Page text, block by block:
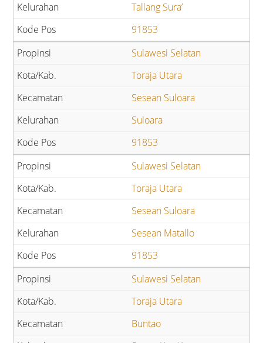
Tallang Sura’
91853
Sulawesi Selatan
Toraja Utara
Sesean Suloara
Suloara
91853
Sulawesi Selatan
Toraja Utara
Sesean Suloara
Sesean Matallo
91853
Sulawesi Selatan
Toraja Utara
Buntao